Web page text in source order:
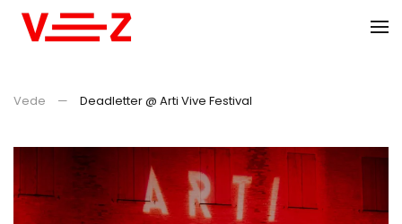
Vede Deadletter @ Arti Vive Festival